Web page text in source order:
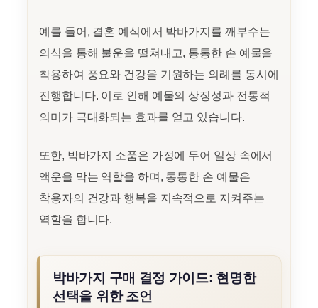
예를 들어, 결혼 예식에서 박바가지를 깨부수는
의식을 통해 불운을 떨쳐내고, 통통한 손 예물을
착용하여 풍요와 건강을 기원하는 의례를 동시에
진행합니다. 이로 인해 예물의 상징성과 전통적
의미가 극대화되는 효과를 얻고 있습니다.
또한, 박바가지 소품은 가정에 두어 일상 속에서
액운을 막는 역할을 하며, 통통한 손 예물은
착용자의 건강과 행복을 지속적으로 지켜주는
역할을 합니다.
박바가지 구매 결정 가이드: 현명한
선택을 위한 조언